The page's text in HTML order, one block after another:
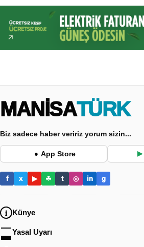
MANİSA TÜRK
Biz sadece haber veririz yorum sizin...
● App Store ▶
f x ▶ ☘ t ◎ in g
Künye
Yasal Uyarı